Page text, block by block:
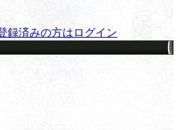
録済みの方はログイン